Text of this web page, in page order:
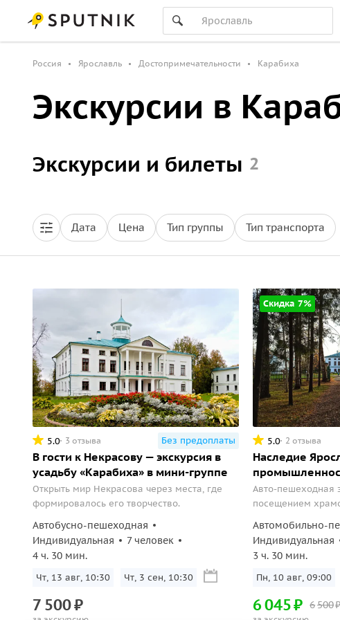
Россия Ярославль Достопримечательности Карабиха
Экскурсии в
Экскурсии и билеты 2
Дата Цена Тип группы Тип транспорта
5.0 3 отзыва Без предоплаты
В гости к Некрасову — экскурсия в
усадьбу «Карабиха» в мини-группе
Открыть мир Некрасова через места, где
формировалось его творчество.
Автобусно-пешеходная
Индивидуальная
7 человек
4 ч. 30 мин.
Чт, 13 авг, 10:30 Чт, 3 сен, 10:30
7 500₽
Скидка 7%
5.0 2 отзыва
Наследие
Авто-пешеходная
посещением
Некрасова.
Автомобильно-
Индивидуальная
3 ч. 30 мин.
Пн, 10 авг, 09:00
6500₽
6045₽